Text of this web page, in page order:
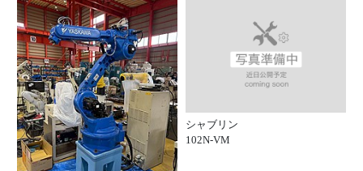
シャブリン
102N-VM